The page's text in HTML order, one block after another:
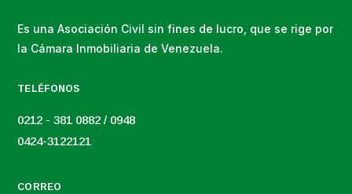
Es una Asociación Civil sin fines de lucro, que se rige por
la Cámara Inmobiliaria de Venezuela.
TELÉFONOS
0212 - 381 0882 / 0948
0424-3122121
CORREO